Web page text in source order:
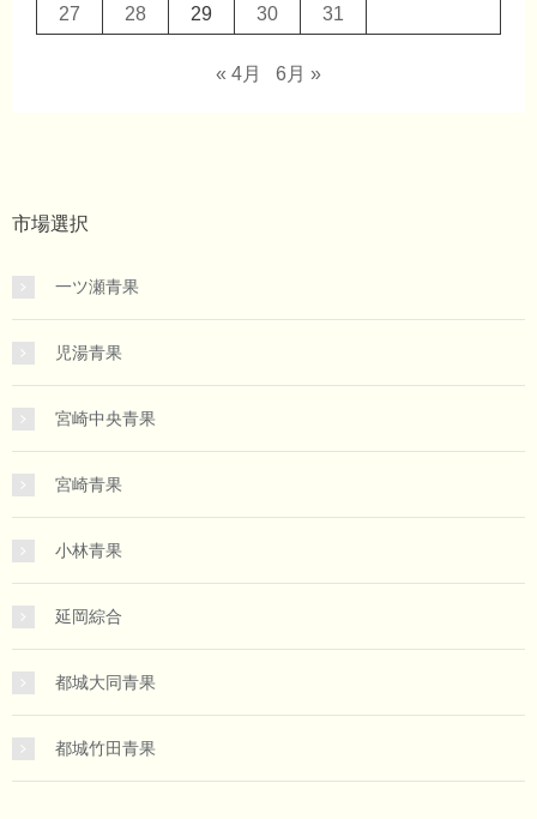
27
28 29 30 31
« 4月 6月 »
市場選択
一ツ瀬青果
児湯青果
宮崎中央青果
宮崎青果
小林青果
延岡綜合
都城大同青果
都城竹田青果